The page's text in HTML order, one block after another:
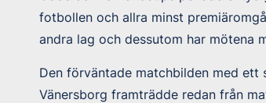
fotbollen och allra minst
andra lag och dessutom har mötena
Den förväntade matchbilden med
Vänersborg framträdde redan från